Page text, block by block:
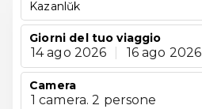
Kazanlŭk
Giorni del tuo viaggio
14 ago 2026 16 ago 2026
Camera
1 camera. 2 persone